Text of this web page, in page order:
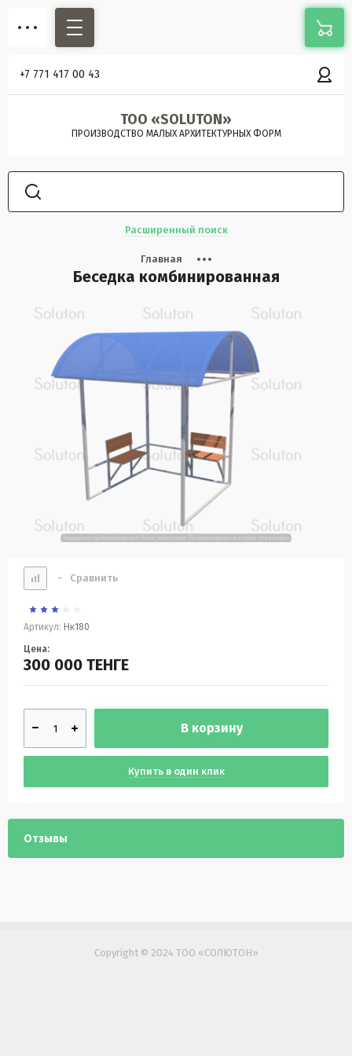
+7 771 417 00 43
ТОО «SOLUTON»
ПРОИЗВОДСТВО МАЛЫХ АРХИТЕКТУРНЫХ ФОРМ
Расширенный поиск
Главная
Беседка комбинированная
- Сравнить
Артикул: Нк180
Цена:
300 000 ТЕНГЕ
В корзину
Купить в один клик
Отзывы
Copyright © 2024 ТОО «СОЛЮТОН»